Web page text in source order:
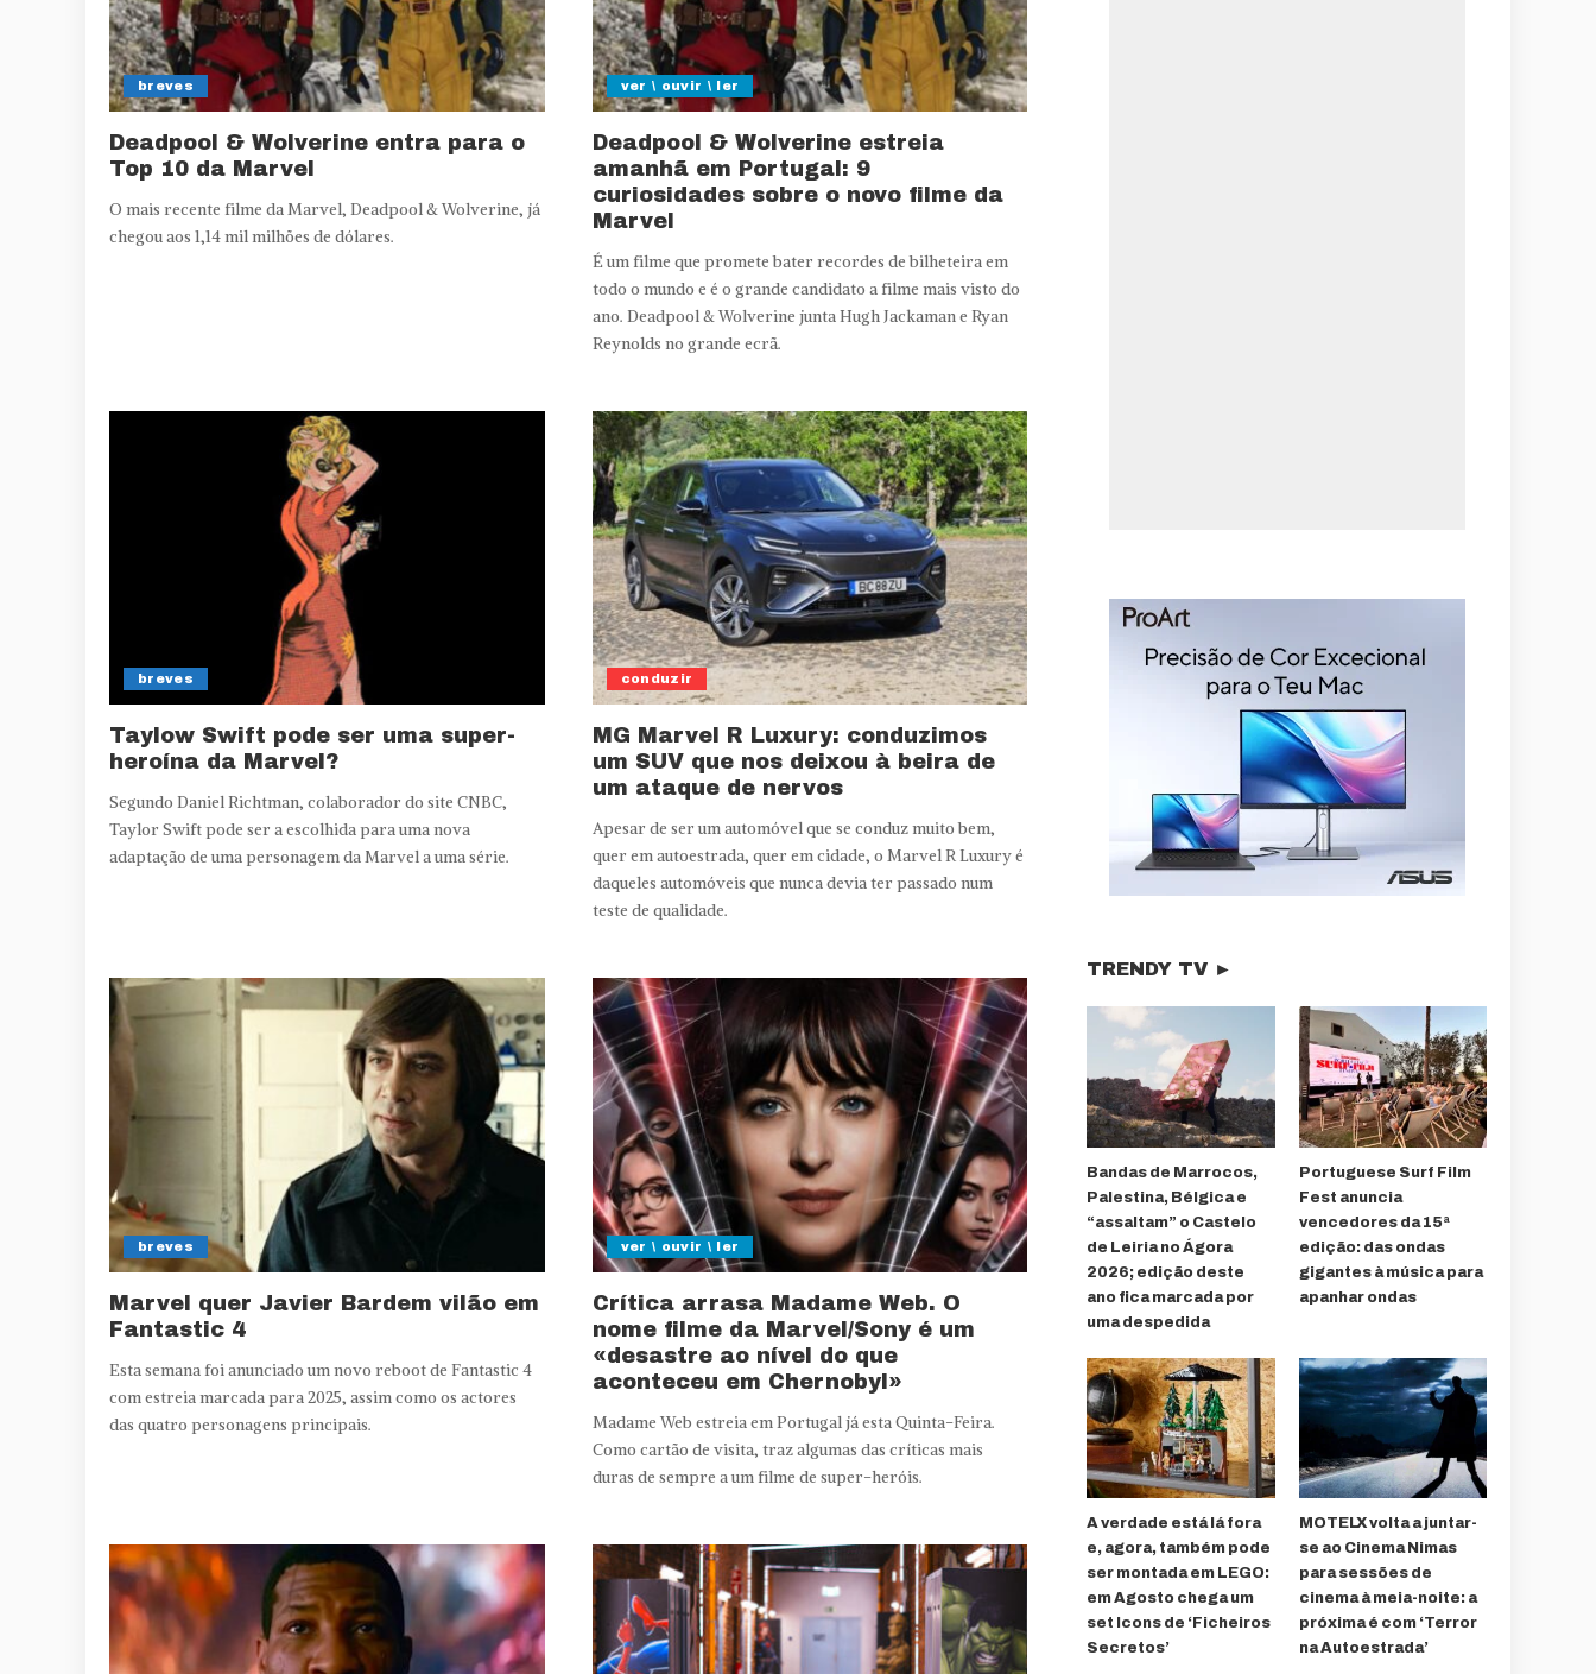
breves
Deadpool & Wolverine entra para o
Top 10 da Marvel
O mais recente filme da Marvel, Deadpool & Wolverine, já
chegou aos 1,14 mil milhões de dólares.
ver \ ouvir \ ler
Deadpool & Wolverine estreia
amanhã em Portugal: 9
curiosidades sobre o novo filme da
Marvel
É um filme que promete bater recordes de bilheteira em
todo o mundo e é o grande candidato a filme mais visto do
ano. Deadpool & Wolverine junta Hugh Jackaman e Ryan
Reynolds no grande ecrã.
breves
Taylow Swift pode ser uma super-
heroína da Marvel?
Segundo Daniel Richtman, colaborador do site CNBC,
Taylor Swift pode ser a escolhida para uma nova
adaptação de uma personagem da Marvel a uma série.
conduzir
MG Marvel R Luxury: conduzimos
um SUV que nos deixou à beira de
um ataque de nervos
Apesar de ser um automóvel que se conduz muito bem,
quer em autoestrada, quer em cidade, o Marvel R Luxury é
daqueles automóveis que nunca devia ter passado num
teste de qualidade.
breves
Marvel quer Javier Bardem vilão em
Fantastic 4
Esta semana foi anunciado um novo reboot de Fantastic 4
com estreia marcada para 2025, assim como os actores
das quatro personagens principais.
ver \ ouvir \ ler
Crítica arrasa Madame Web. O
nome filme da Marvel/Sony é um
«desastre ao nível do que
aconteceu em Chernobyl»
Madame Web estreia em Portugal já esta Quinta-Feira.
Como cartão de visita, traz algumas das críticas mais
duras de sempre a um filme de super-heróis.
TRENDY TV ►
Bandas de Marrocos,
Palestina, Bélgica e
“assaltam” o Castelo
de Leiria no Ágora
2026; edição deste
ano fica marcada por
uma despedida
Portuguese Surf Film
Fest anuncia
vencedores da 15ª
edição: das ondas
gigantes à música para
apanhar ondas
A verdade está lá fora
e, agora, também pode
ser montada em LEGO:
em Agosto chega um
set Icons de ‘Ficheiros
Secretos’
MOTELX volta a juntar-
se ao Cinema Nimas
para sessões de
cinema à meia-noite: a
próxima é com ‘Terror
na Autoestrada’